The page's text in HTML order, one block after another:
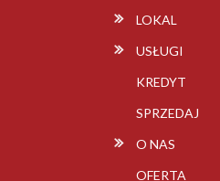
LOKAL
USŁUGI
KREDYT
SPRZEDAJ
O NAS
OFERTA